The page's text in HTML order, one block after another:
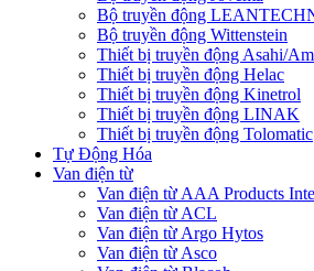
Bộ truyền động
Bộ truyền động Wittenstein
Thiết bị truyền động Asahi/
Thiết bị truyền động Helac
Thiết bị truyền động Kinetrol
Thiết bị truyền động LINAK
Thiết bị truyền động Tolomatic
Tự Động Hóa
Van điện từ
Van điện từ AAA Products
Van điện từ ACL
Van điện từ Argo Hytos
Van điện từ Asco